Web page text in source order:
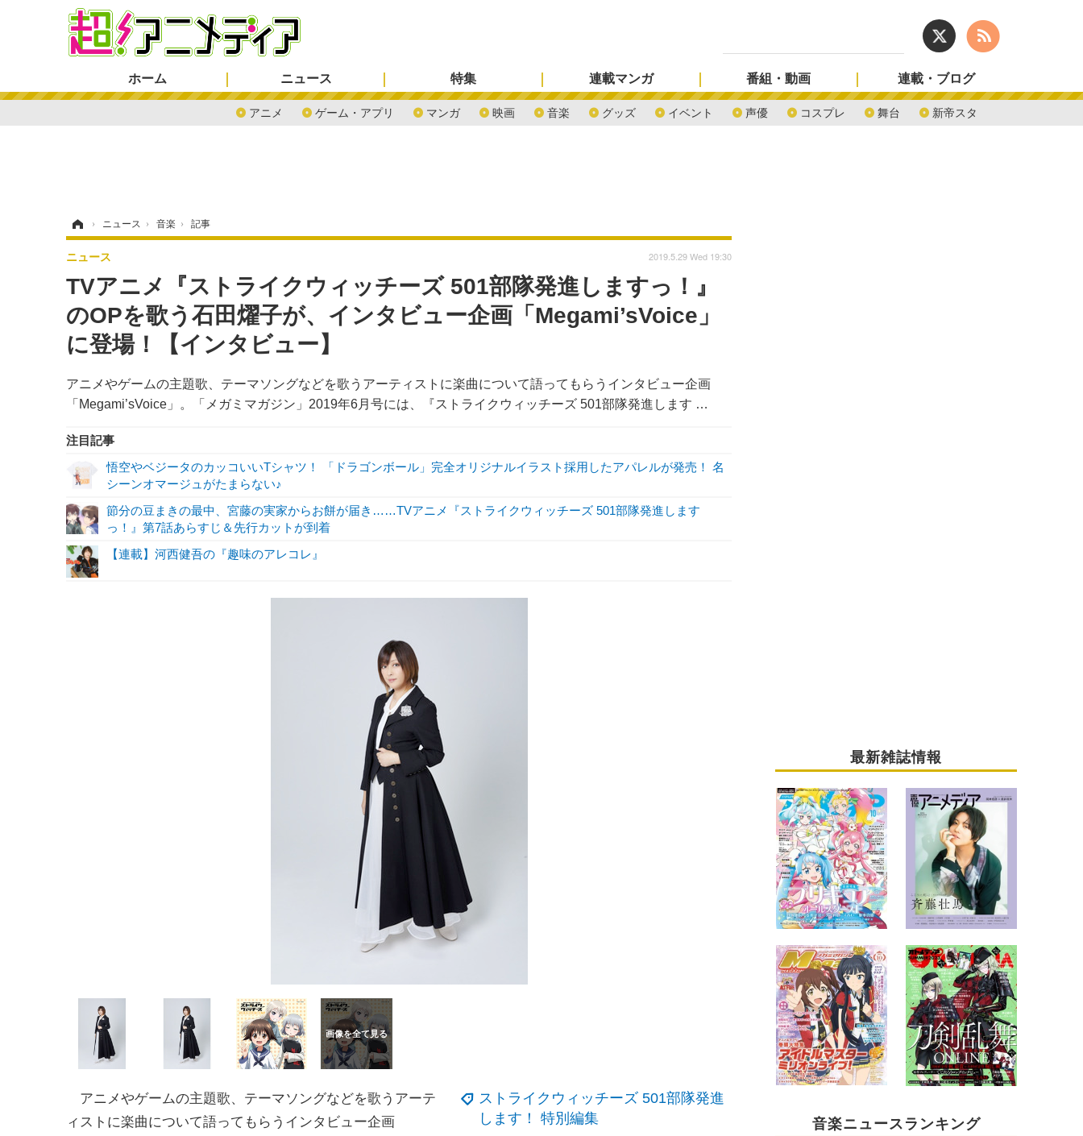
ホーム ニュース
アニメ ゲーム・アプリ マンガ 映画 音楽 グッズ イベント 声優 コスプレ 舞台 新帝スタ
特集 連載マンガ 番組・動画 連載・ブログ
› ニュース › 音楽 › 記事
TVアニメ『ストライクウィッチーズ 501部隊発進しますっ！』
のOPを歌う石田燿子が、インタビュー企画「Megami’sVoice」
に登場！【インタビュー】
アニメやゲームの主題歌、テーマソングなどを歌うアーティストに楽曲について語ってもらうインタビュー企画
「Megami’sVoice」。「メガミマガジン」2019年6月号には、『ストライクウィッチーズ 501部隊発進します …
ニュース 2019.5.29 Wed 19:30
注目記事
悟空やベジータのカッコいいTシャツ！ 「ドラゴンボール」完全オリジナルイラスト採用したアパレルが発売！ 名
シーンオマージュがたまらない♪
節分の豆まきの最中、宮藤の実家からお餅が届き……TVアニメ『ストライクウィッチーズ 501部隊発進します
っ！』第7話あらすじ＆先行カットが到着
【連載】河西健吾の『趣味のアレコレ』
ストライクウィッチーズ 501部隊発進
します！ 特別編集
アニメやゲームの主題歌、テーマソングなどを歌うアーテ
ィストに楽曲について語ってもらうインタビュー企画
最新雑誌情報
音楽ニュースランキング